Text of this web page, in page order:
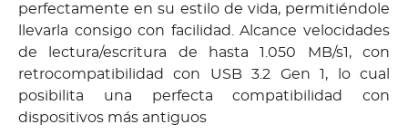
perfectamente en su estilo de vida, permitiéndole
llevarla consigo con facilidad. Alcance velocidades
de lectura/escritura de hasta 1.050 MB/s1, con
retrocompatibilidad con USB 3.2 Gen 1, lo cual
posibilita una perfecta compatibilidad con
dispositivos más antiguos